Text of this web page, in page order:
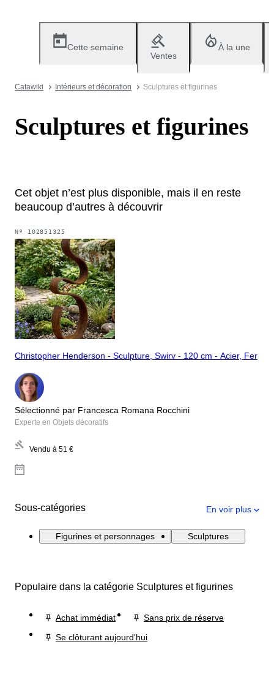
Cette semaine
Ventes
À la une
Catawiki Intérieurs et décoration Sculptures et figurines
Sculptures et figurines
Cet objet n’est plus disponible, mais il en reste
beaucoup d’autres à découvrir
Nº 102851325
Christopher Henderson - Sculpture, Swirv - 120 cm - Acier, Fer
Sélectionné par Francesca Romana Rocchini
Experte en Objets décoratifs
Vendu à 51 €
Sous-catégories En voir plus
Figurines et personnages Sculptures
Populaire dans la catégorie Sculptures et figurines
Achat immédiat
Sans prix de réserve
Se clôturant aujourd'hui